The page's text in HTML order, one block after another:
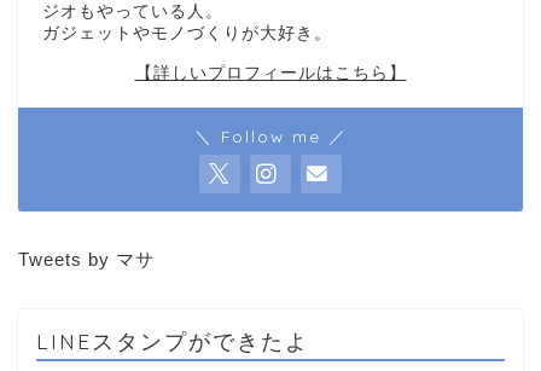
ジオもやっている人。
ガジェットやモノづくりが大好き。
【詳しいプロフィールはこちら】
＼ Follow me ／
Tweets by マサ
LINEスタンプができたよ